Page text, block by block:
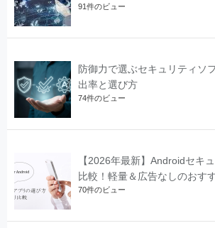
91件のビュー
防御力で選ぶセキュリティソ
出率と選び方
74件のビュー
【2026年最新】Androidセキ
比較！軽量＆広告なしのおす
70件のビュー